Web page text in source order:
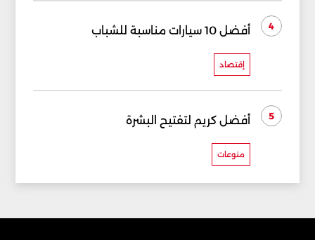
4 أفضل 10 سيارات مناسبة للشباب
إقتصاد
5 أفضل كريم لتفتيح البشرة
منوعات